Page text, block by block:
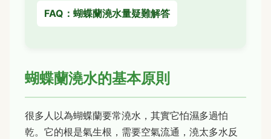
FAQ：蝴蝶蘭澆水量疑難解答
蝴蝶蘭澆水的基本原則
很多人以為蝴蝶蘭要常澆水，其實它怕濕多過怕
乾。它的根是氣生根，需要空氣流通，澆太多水反